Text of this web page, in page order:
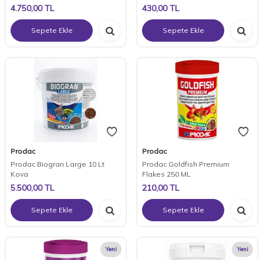
4.750,00TL
Sepete Ekle
430,00TL
Sepete Ekle
Prodac
Prodac Biogran Large 10 Lt
Kova
5.500,00TL
Sepete Ekle
Prodac
Prodac Goldfish Premium
Flakes 250 ML
210,00TL
Sepete Ekle
Yeni Yeni